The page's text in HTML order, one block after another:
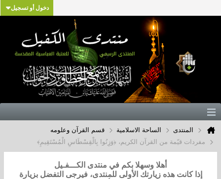
دخول أو تسجيل
المنتدى الساحة الاسلامية
قسم القرآن وعلومه
مفردات قيّمة من القرآن الكريم، ﴿وَزِنُوا بِالْقِسْطَاسِ الْمُسْتَقِيمِ﴾
أهلا وسهلا بكم في منتدى الكـــفـيل
إذا كانت هذه زيارتك الأولى للمنتدى، فيرجى التفضل بزيارة